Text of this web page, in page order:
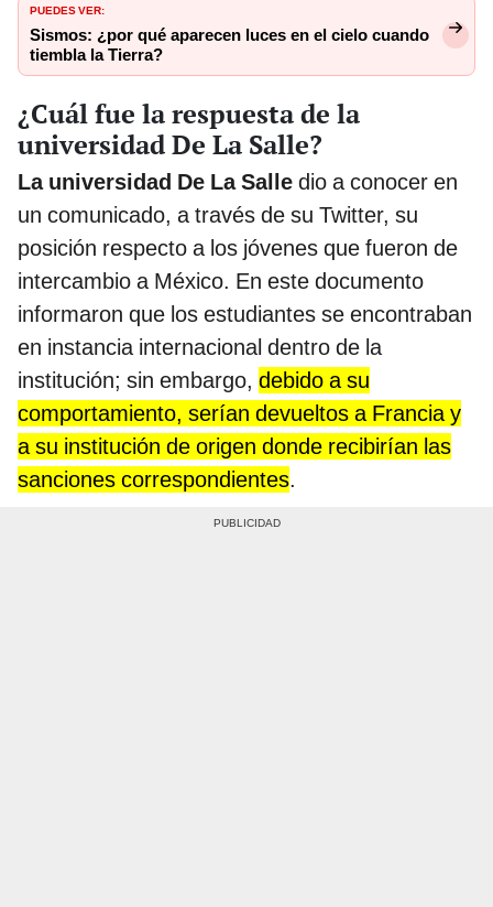
PUEDES VER:
Sismos: ¿por qué aparecen luces en el cielo cuando
tiembla la Tierra?
¿Cuál fue la respuesta de la
universidad De La Salle?
La universidad De La Salle dio a conocer en
un comunicado, a través de su Twitter, su
posición respecto a los jóvenes que fueron de
intercambio a México. En este documento
informaron que los estudiantes se encontraban
en instancia internacional dentro de la
institución; sin embargo, debido a su
comportamiento, serían devueltos a Francia y
a su institución de origen donde recibirían las
sanciones correspondientes.